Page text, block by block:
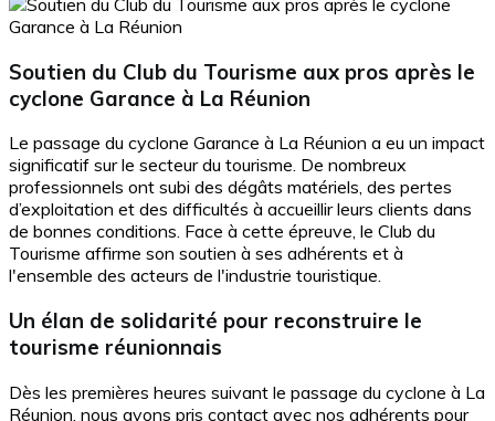
Soutien du Club du Tourisme aux pros après le
cyclone Garance à La Réunion
Le passage du cyclone Garance à La Réunion a eu un impact
significatif sur le secteur du tourisme. De nombreux
professionnels ont subi des dégâts matériels, des pertes
d’exploitation et des difficultés à accueillir leurs clients dans
de bonnes conditions. Face à cette épreuve, le Club du
Tourisme affirme son soutien à ses adhérents et à
l'ensemble des acteurs de l'industrie touristique.
Un élan de solidarité pour reconstruire le
tourisme réunionnais
Dès les premières heures suivant le passage du cyclone à La
Réunion, nous avons pris contact avec nos adhérents pour